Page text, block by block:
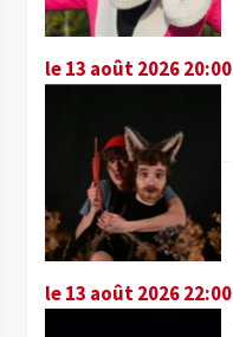
le 13 août 2026 20:00
le 13 août 2026 22:00